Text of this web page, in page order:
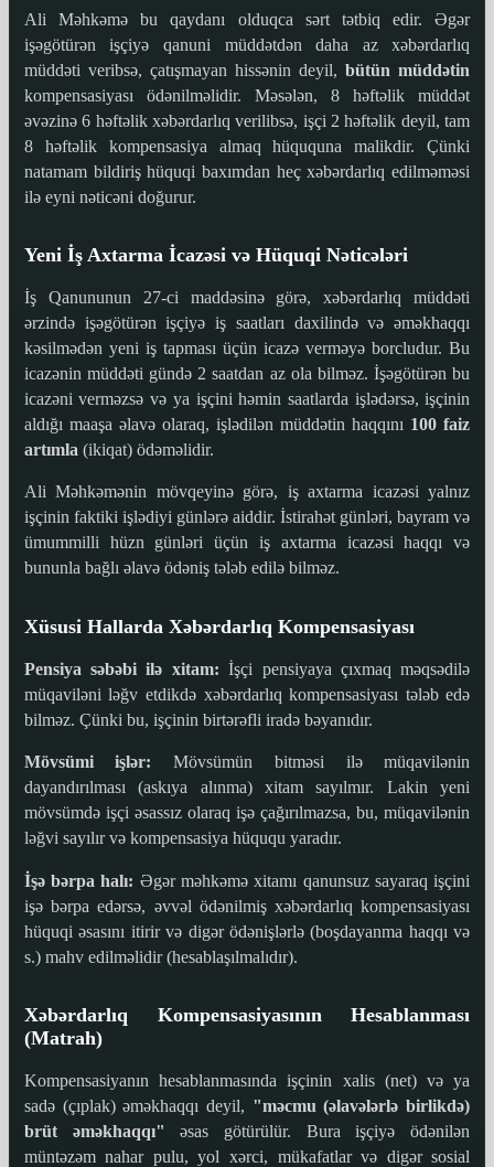
Ali Məhkəmə bu qaydanı olduqca sərt tətbiq edir. Əgər
işəgötürən işçiyə qanuni müddətdən daha az xəbərdarlıq
müddəti veribsə, çatışmayan hissənin deyil,bütün müddətin
kompensasiyası ödənilməlidir. Məsələn, 8 həftəlik müddət
əvəzinə 6 həftəlik xəbərdarlıq verilibsə, işçi 2 həftəlik deyil, tam
8 həftəlik kompensasiya almaq hüququna malikdir. Çünki
natamam bildiriş hüquqi baxımdan heç xəbərdarlıq edilməməsi
ilə eyni nəticəni doğurur.
Yeni İş Axtarma İcazəsi və Hüquqi Nəticələri
İş Qanununun 27-ci maddəsinə görə, xəbərdarlıq müddəti
ərzində işəgötürən işçiyə iş saatları daxilində və əməkhaqqı
kəsilmədən yeni iş tapması üçün icazə verməyə borcludur. Bu
icazənin müddəti gündə 2 saatdan az ola bilməz. İşəgötürən bu
icazəni verməzsə və ya işçini həmin saatlarda işlədərsə, işçinin
aldığı maaşa əlavə olaraq, işlədilən müddətin haqqını 100 faiz
artımla (ikiqat) ödəməlidir.
Ali Məhkəmənin mövqeyinə görə, iş axtarma icazəsi yalnız
işçinin faktiki işlədiyi günlərə aiddir. İstirahət günləri, bayram və
ümummilli hüzn günləri üçün iş axtarma icazəsi haqqı və
bununla bağlı əlavə ödəniş tələb edilə bilməz.
Xüsusi Hallarda Xəbərdarlıq Kompensasiyası
Pensiya səbəbi ilə xitam: İşçi pensiyaya çıxmaq məqsədilə
müqaviləni ləğv etdikdə xəbərdarlıq kompensasiyası tələb edə
bilməz. Çünki bu, işçinin birtərəfli iradə bəyanıdır.
Mövsümi işlər: Mövsümün bitməsi ilə müqavilənin
dayandırılması (askıya alınma) xitam sayılmır. Lakin yeni
mövsümdə işçi əsassız olaraq işə çağırılmazsa, bu, müqavilənin
ləğvi sayılır və kompensasiya hüququ yaradır.
İşə bərpa halı: Əgər məhkəmə xitamı qanunsuz sayaraq işçini
işə bərpa edərsə, əvvəl ödənilmiş xəbərdarlıq kompensasiyası
hüquqi əsasını itirir və digər ödənişlərlə (boşdayanma haqqı və
s.) mahv edilməlidir (hesablaşılmalıdır).
Xəbərdarlıq Kompensasiyasının Hesablanması
(Matrah)
Kompensasiyanın hesablanmasında işçinin xalis (net) və ya
sadə (çıplak) əməkhaqqı deyil, "məcmu (əlavələrlə birlikdə)
brüt əməkhaqqı" əsas götürülür. Bura işçiyə ödənilən
müntəzəm nahar pulu, yol xərci, mükafatlar və digər sosial